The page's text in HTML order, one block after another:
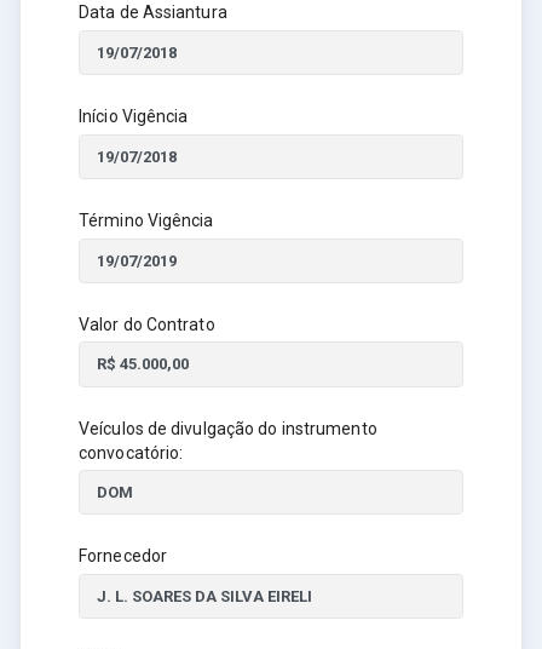
Data de Assiantura
Início Vigência
Término Vigência
Valor do Contrato
Veículos de divulgação do instrumento
convocatório:
Fornecedor